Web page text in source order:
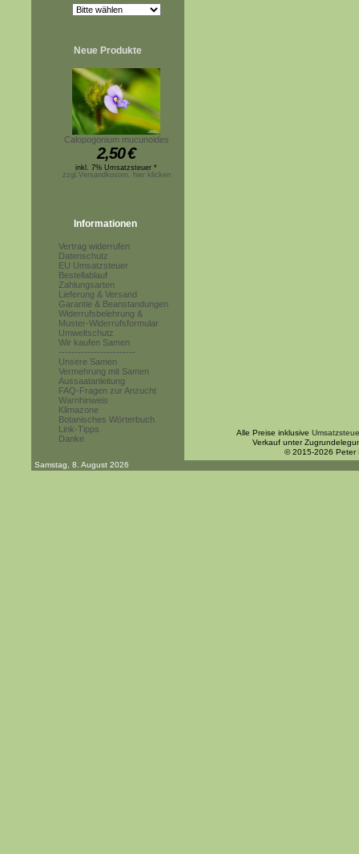
Neue Produkte
Calopogonium mucunoides
2,50€
inkl. 7% Umsatzsteuer *
zzgl.Versandkosten, hier klicken
Informationen
Vertrag widerrufen
Datenschutz
EU Umsatzsteuer
Bestellablauf
Zahlungsarten
Lieferung & Versand
Garantie & Beanstandungen
Widerrufsbelehrung &
Muster-Widerrufsformular
Umweltschutz
Wir kaufen Samen
------------------------
Unsere Samen
Vermehrung mit Samen
Aussaatanleitung
FAQ-Fragen zur Anzucht
Warnhinweis
Klimazone
Botanisches Wörterbuch
Link-Tipps
Danke
Alle Preise inklusive
Verkauf unter
© 2015-2026 Peter
Samstag, 8. August 2026